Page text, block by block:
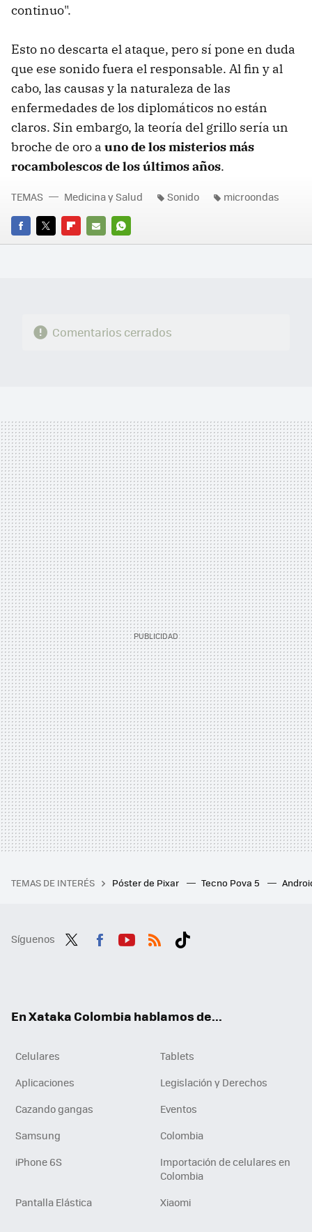
continuo".
Esto no descarta el ataque, pero sí pone en duda
que ese sonido fuera el responsable. Al fin y al
cabo, las causas y la naturaleza de las
enfermedades de los diplomáticos no están
claros. Sin embargo, la teoría del grillo sería un
broche de oro a uno de los misterios más
rocambolescos de los últimos años.
FACEBOOK
TWITTERFLIPBOARD
E-
WHATSAPP
TEMAS Medicina y Salud Sonido microondas
Comentarios cerrados
TEMAS DE INTERÉS Póster de Pixar Tecno Pova 5
Síguenos
En Xataka Colombia hablamos de...
Celulares
Tablets
Aplicaciones
Legislación y Derechos
Cazando gangas
Eventos
Samsung
Colombia
iPhone 6S
Importación de celulares en
Colombia
Pantalla Elástica
Xiaomi